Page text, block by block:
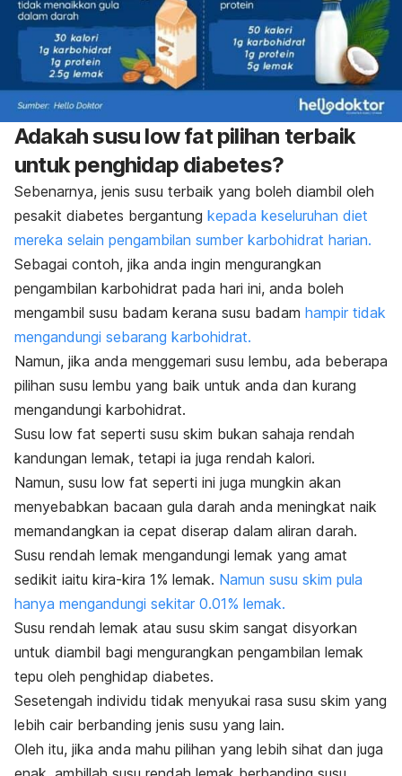
Adakah susu low fatpilihan terbaik
untuk penghidap diabetes?
Sebenarnya, jenis susu terbaik yang boleh diambil oleh
pesakit diabetes bergantung kepada keseluruhan diet
mereka selain pengambilan sumber karbohidrat harian.
Sebagai contoh, jika anda ingin mengurangkan
pengambilan karbohidrat pada hari ini, anda boleh
mengambil susu badam kerana susu badam hampir tidak
mengandungi sebarang karbohidrat.
Namun, jika anda menggemari susu lembu, ada beberapa
pilihan susu lembu yang baik untuk anda dan kurang
mengandungi karbohidrat.
Susu low fat seperti susu skim bukan sahaja rendah
kandungan lemak, tetapi ia juga rendah kalori.
Namun, susu low fat seperti ini juga mungkin akan
menyebabkan bacaan gula darah anda meningkat naik
memandangkan ia cepat diserap dalam aliran darah.
Susu rendah lemak mengandungi lemak yang amat
sedikit iaitu kira-kira 1% lemak. Namun susu skim pula
hanya mengandungi sekitar 0.01% lemak.
Susu rendah lemak atau susu skim sangat disyorkan
untuk diambil bagi mengurangkan pengambilan lemak
tepu oleh penghidap diabetes.
Sesetengah individu tidak menyukai rasa susu skim yang
lebih cair berbanding jenis susu yang lain.
Oleh itu, jika anda mahu pilihan yang lebih sihat dan juga